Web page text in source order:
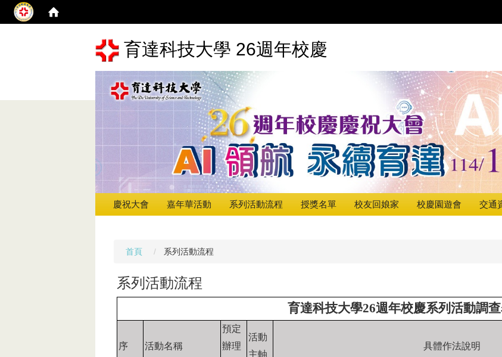
育達科技大學 26週年校慶
慶祝大會 嘉年華活動 系列活動流程 授獎名單 校友回娘家 校慶園遊會 交通
首頁 系列活動流程
系列活動流程
育達科技大學26週年校慶系列活動調
序 活動名稱
預定
辦理
活動
主軸
具體作法說明